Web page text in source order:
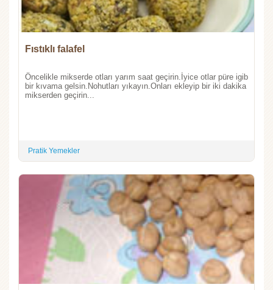
Fıstıklı falafel
Öncelikle mikserde otları yarım saat geçirin.İyice otlar püre igib
bir kıvama gelsin.Nohutları yıkayın.Onları ekleyip bir iki dakika
mikserden geçirin...
Pratik Yemekler